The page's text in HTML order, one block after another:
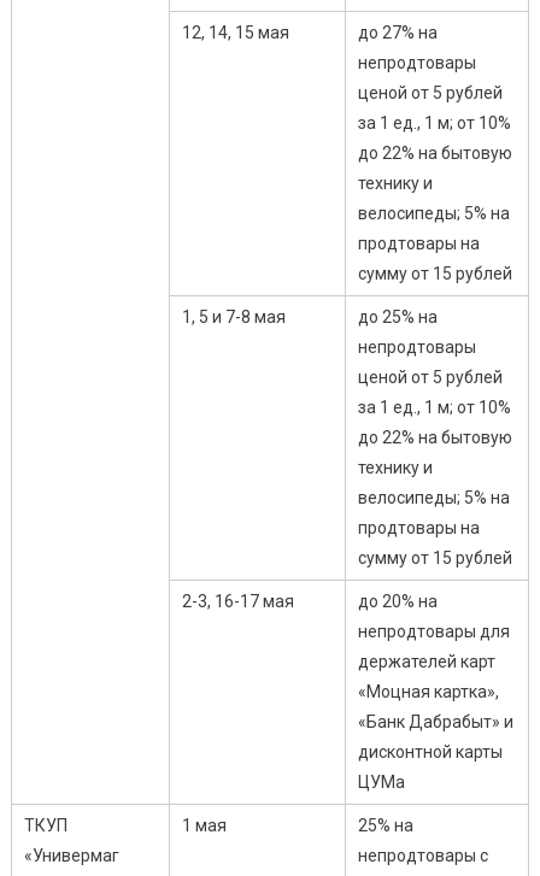
12, 14, 15 мая
до 27% на
непродтовары
ценой от 5 рублей
за 1 ед., 1 м; от 10%
до 22% на бытовую
технику и
велосипеды; 5% на
продтовары на
сумму от 15 рублей
1, 5 и 7-8 мая
до 25% на
непродтовары
ценой от 5 рублей
за 1 ед., 1 м; от 10%
до 22% на бытовую
технику и
велосипеды; 5% на
продтовары на
сумму от 15 рублей
2-3, 16-17 мая
до 20% на
непродтовары для
держателей карт
«Моцная картка»,
«Банк Дабрабыт» и
дисконтной карты
ЦУМа
ТКУП
«Универмаг
1 мая
25% на
непродтовары с